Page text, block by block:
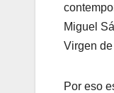
Miguel
Virgen
Por eso